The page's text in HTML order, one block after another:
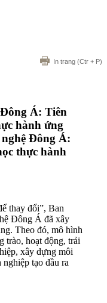
In trang (Ctr + P)
Á: Tiên
hành ứng
Đông Á:
thực hành
thay đổi”, Ban
Đông Á đã xây
Theo đó, mô hình
trào, hoạt động, trải
xây dựng môi
tạo đầu ra